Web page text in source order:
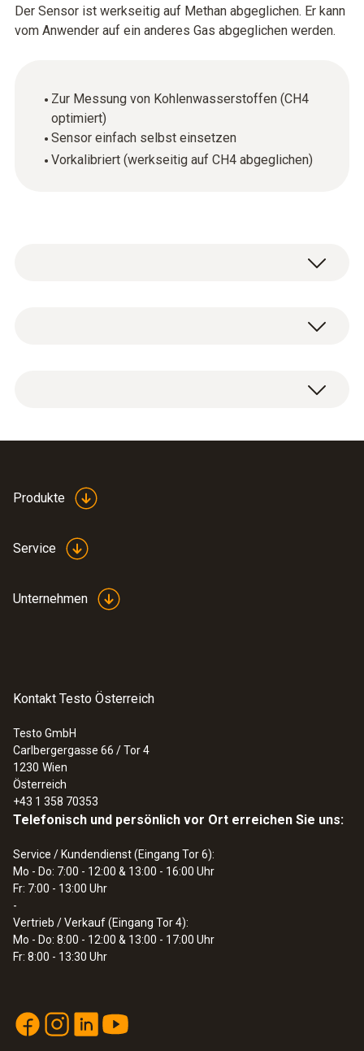
Der Sensor ist werkseitig auf Methan abgeglichen. Er kann
vom Anwender auf ein anderes Gas abgeglichen werden.
Zur Messung von Kohlenwasserstoffen (CH4
optimiert)
Sensor einfach selbst einsetzen
Vorkalibriert (werkseitig auf CH4 abgeglichen)
Messbereich
Auflösung
10 ppm
Butan (C₄H₁₀)
Messbereich
100 bis 18000 ppm
Auflösung
Gehalt von mindestens 2% im Abgas
notwendig.
:0632 3510
testo 350 - Analysebox für
Abgasanalyse-System
Produkte
Service
Unternehmen
Kontakt Testo Österreich
Testo GmbH
Carlbergergasse 66 / Tor 4
1230 Wien
Österreich
+43 1 358 70353
Telefonisch und persönlich vor Ort erreichen Sie uns:
Service / Kundendienst (Eingang Tor 6):
Mo - Do: 7:00 - 12:00 & 13:00 - 16:00 Uhr
Fr: 7:00 - 13:00 Uhr
-
Vertrieb / Verkauf (Eingang Tor 4):
Mo - Do: 8:00 - 12:00 & 13:00 - 17:00 Uhr
Fr: 8:00 - 13:30 Uhr